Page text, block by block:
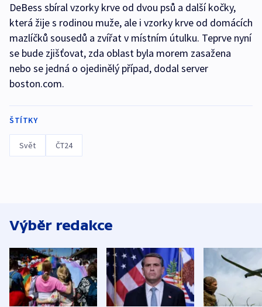
DeBess sbíral vzorky krve od dvou psů a další kočky,
která žije s rodinou muže, ale i vzorky krve od domácích
mazlíčků sousedů a zvířat v místním útulku. Teprve nyní
se bude zjišťovat, zda oblast byla morem zasažena
nebo se jedná o ojedinělý případ, dodal server
boston.com.
ŠTÍTKY
Svět ČT24
Výběr redakce